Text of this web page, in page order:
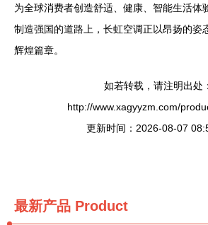
为全球消费者创造舒适、健康、智能生活体
制造强国的道路上，长虹空调正以昂扬的姿
辉煌篇章。
如若转载，请注明出处：
http://www.xagyyzm.com/
更新时间：2026-08-07
最新产品 Product